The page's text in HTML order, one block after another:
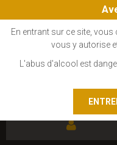
En entrant sur ce site,
vous y autorise
L'abus d'alcool est